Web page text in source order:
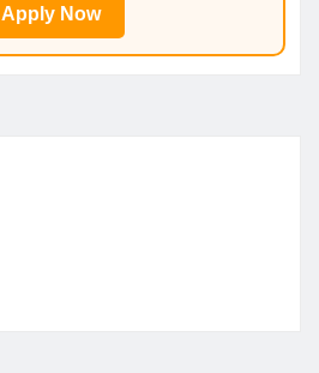
Apply Now